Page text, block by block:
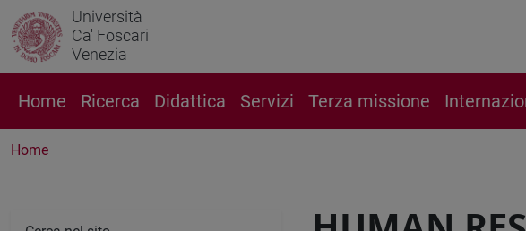
Università
Ca' Foscari
Venezia
Home Ricerca Didattica Servizi Terza missione
Home